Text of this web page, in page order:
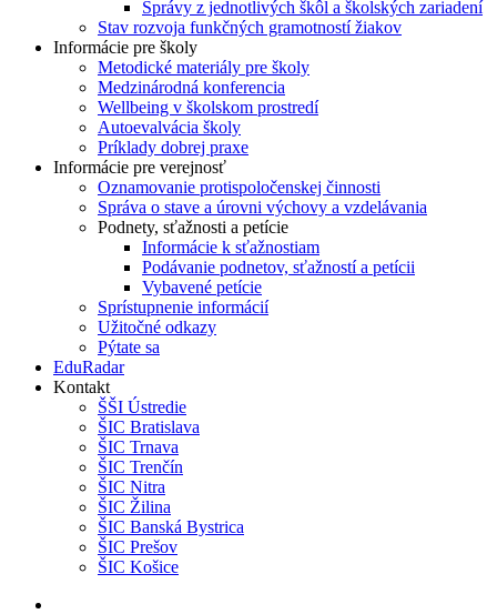
Správy z jednotlivých škôl a školských zariadení
Stav rozvoja funkčných gramotností žiakov
Informácie pre školy
Metodické materiály pre školy
Medzinárodná konferencia
Wellbeing v školskom prostredí
Autoevalvácia školy
Príklady dobrej praxe
Informácie pre verejnosť
Oznamovanie protispoločenskej činnosti
Správa o stave a úrovni výchovy a vzdelávania
Podnety, sťažnosti a petície
Informácie k sťažnostiam
Podávanie podnetov, sťažností a petícii
Vybavené petície
Sprístupnenie informácií
Užitočné odkazy
Pýtate sa
EduRadar
Kontakt
ŠŠI Ústredie
ŠIC Bratislava
ŠIC Trnava
ŠIC Trenčín
ŠIC Nitra
ŠIC Žilina
ŠIC Banská Bystrica
ŠIC Prešov
ŠIC Košice